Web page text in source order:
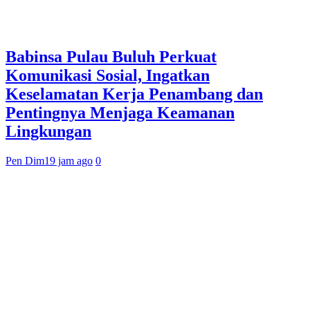
Babinsa Pulau Buluh Perkuat
Komunikasi Sosial, Ingatkan
Keselamatan Kerja Penambang dan
Pentingnya Menjaga Keamanan
Lingkungan
Pen Dim19 jam ago 0